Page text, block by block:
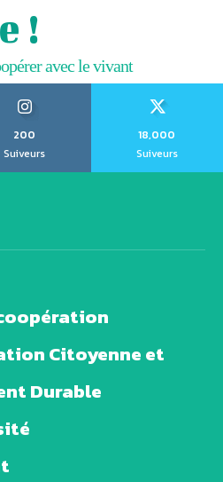
!
avec le vivant
200
Suiveurs
18,000
Suiveurs
Citoyenne et
Durable